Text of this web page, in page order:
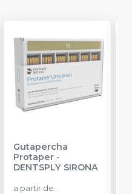
Gutapercha
Protaper-
DENTSPLY SIRONA
a partir de: